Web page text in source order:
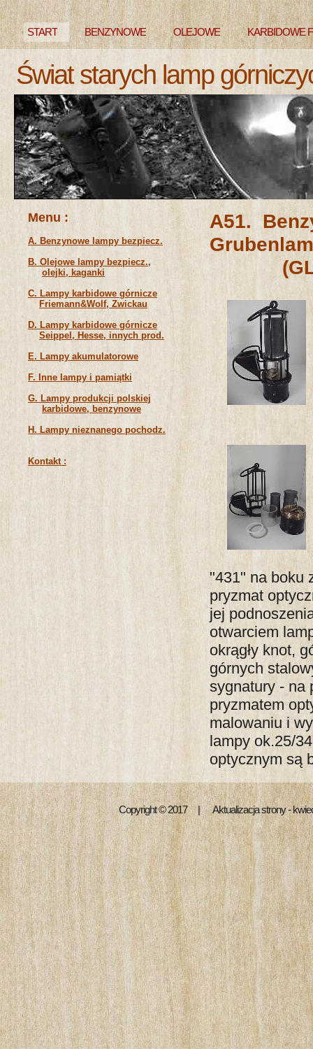
START BENZYNOWE OLEJOWE KARBIDOWE
Świat starych lamp
A51.
(GLZ),
"431" na boku
pryzmat
jej
otwarciem
okrągły knot,
górnych
sygnatury - na
pryzmatem
malowaniu i
lampy ok.25/
optycznym
Menu :
A. Benzynowe lampy bezpiecz.
B. Olejowe lampy bezpiecz.,
olejki, kaganki
C. Lampy karbidowe górnicze
Friemann&Wolf, Zwickau
D. Lampy karbidowe górnicze
Seippel, Hesse, innych prod.
E. Lampy akumulatorowe
F. Inne lampy i pamiątki
G. Lampy produkcji polskiej
karbidowe, benzynowe
H. Lampy nieznanego pochodz.
Kontakt :
Copyright © 2017 | Aktualizacja strony -